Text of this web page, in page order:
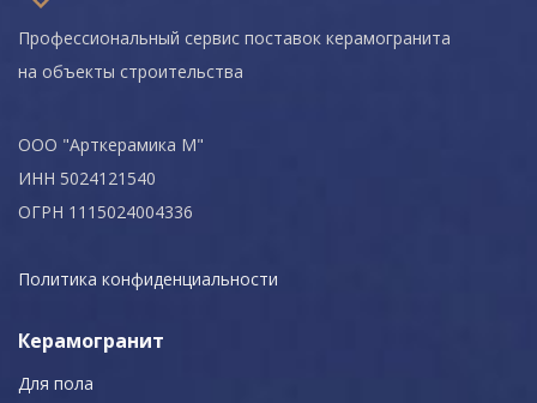
Профессиональный сервис поставок керамогранита
на объекты строительства
ООО "Арткерамика М"
ИНН 5024121540
ОГРН 1115024004336
Политика конфиденциальности
Керамогранит
Для пола